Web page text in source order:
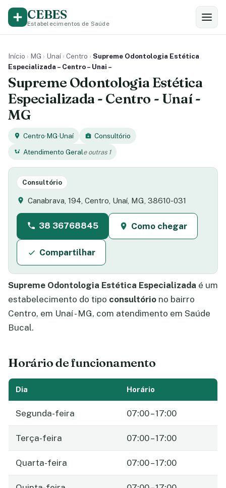
CEBES
Estabelecimentos de Saúde
Início › MG › Unaí › Centro › Supreme Odontologia Estética
Especializada – Centro – Unai –
Supreme Odontologia Estética
Especializada - Centro - Unaí -
MG
Centro·MG·Unaí
Consultório
Atendimento Gerale outras 1
Consultório
Canabrava, 194, Centro, Unaí, MG, 38610-031
38 36768845 Como chegar
Compartilhar
Supreme Odontologia Estética Especializada é um
estabelecimento do tipo consultório no bairro
Centro, em Unaí - MG, com atendimento em Saúde
Bucal.
Horário de funcionamento
Dia Horário
Segunda-feira 07:00 – 17:00
Terça-feira 07:00 – 17:00
Quarta-feira 07:00 – 17:00